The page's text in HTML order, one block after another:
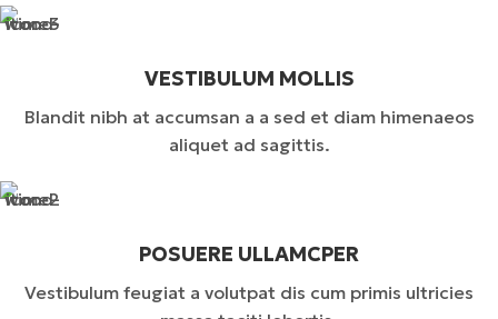
VESTIBULUM MOLLIS
Blandit nibh at accumsan a a sed et diam himenaeos
aliquet ad sagittis.
POSUERE ULLAMCPER
Vestibulum feugiat a volutpat dis cum primis ultricies